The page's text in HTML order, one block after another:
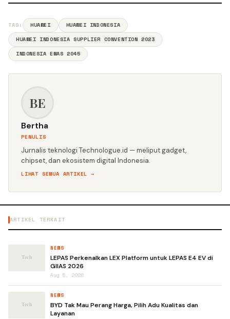
TAG: HUAWEI
HUAWEI INDONESIA
HUAWEI INDONESIA SUPPLIER CONVENTION 2023
INDONESIA EMAS 2045
BE
Bertha
PENULIS
Jurnalis teknologi Technologue.id — meliput gadget,
chipset, dan ekosistem digital Indonesia.
LIHAT SEMUA ARTIKEL →
ARTIKEL TERKAIT
NEWS
LEPAS Perkenalkan LEX Platform untuk LEPAS E4 EV di
GIIAS 2026
Aug 5, 2026
NEWS
BYD Tak Mau Perang Harga, Pilih Adu Kualitas dan
Layanan